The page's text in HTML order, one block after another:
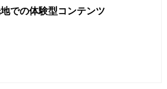
での体験型コンテンツ